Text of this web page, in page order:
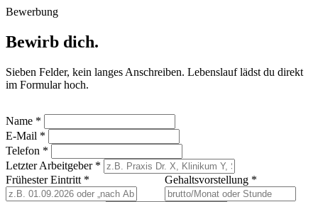
Bewerbung
Bewirb dich.
Sieben Felder, kein langes Anschreiben. Lebenslauf lädst du direkt
im Formular hoch.
Name *
E-Mail *
Telefon *
Letzter Arbeitgeber *
Frühester Eintritt *
Gehaltsvorstellung *